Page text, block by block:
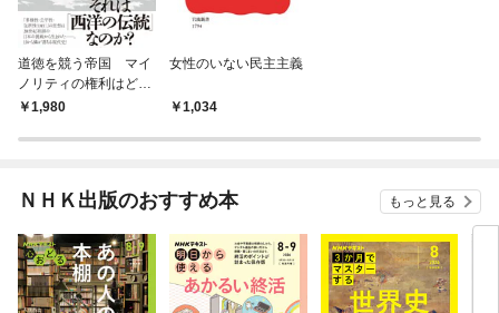
道徳を競う帝国 マイ
ノリティの権利はどこ
からきたのか
1,980
女性のいない民主主義
1,034
ＮＨＫ出版のおすすめ本 もっと見る